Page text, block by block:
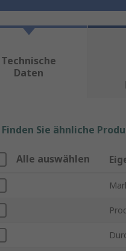
Technische
Daten
Finden Sie ähnliche
Alle auswählen